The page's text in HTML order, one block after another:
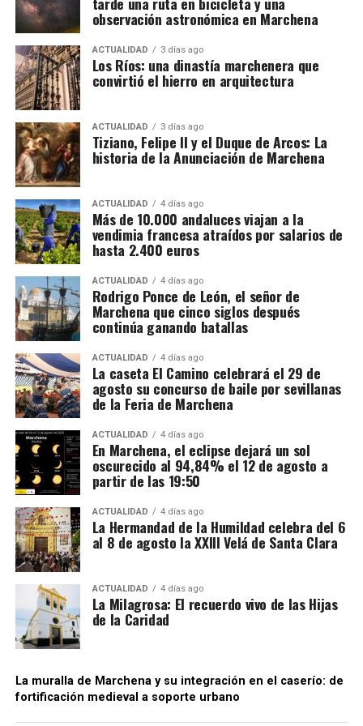
del mismo nombre en 1650 por orden del virrey de
Napoles.
Mientras unos sectores eran demolidos por
considerarse obstáculos para el desarrollo urbano,
otros quedaban incorporados a las nuevas
construcciones.
Precisamente esa incorporación parece haber
contribuido a la conservación de algunos tramos.
Bellido considera que buena parte del recinto ha
sobrevivido porque quedó integrado en el
urbanismo posterior.
entramado estaría compuesto por más de treinta
sociedades, cada una con una función determinada,
además de una estructura empresarial paralela que
habría servido para canalizar fondos procedentes de
la actividad presuntamente delictiva.
La dimensión del trabajo policial y tributario queda
reflejada en otro dato: los investigadores analizaron
movimientos relacionados con 173 cuentas
bancarias. A partir de esa documentación detectaron
importantes volúmenes de alcohol procedentes de
depósitos fiscales de otros países de la Unión
Europea, principalmente Países Bajos y Portugal,
destinados posteriormente a depósitos fiscales
españoles.
El mecanismo investigado aprovechaba el régimen
fiscal aplicable a este tipo de mercancías. Las
bebidas eran introducidas mediante empresas que la
investigación denomina “introductoras” y circulaban
en determinadas fases bajo un régimen suspensivo
de IVA e impuestos especiales. Después se sucedían
transmisiones de la mercancía entre diferentes
sociedades instrumentales dentro de los depósitos
fiscales.
El supuesto fraude se produciría cuando intervenían
sociedades que no ingresaban las cuotas de IVA
correspondientes antes de que el producto llegase
finalmente a las empresas distribuidoras. Al reducir
artificialmente la carga fiscal, estas últimas podían
colocar las bebidas en el mercado a precios
notablemente inferiores a los de competidores que
sí cumplían con sus obligaciones tributarias. La
procedimiento generaba también una situación de
competencia desleal dentro del sector.
observación astronómica en Marchena
ACTUALIDAD 3 días ago
Los Ríos: una dinastía marchenera que
convirtió el hierro en arquitectura
ACTUALIDAD 3 días ago
Tiziano, Felipe II y el Duque de Arcos: La
historia de la Anunciación de Marchena
ACTUALIDAD 4 días ago
Más de 10.000 andaluces viajan a la
vendimia francesa atraídos por salarios de
hasta 2.400 euros
ACTUALIDAD 4 días ago
Rodrigo Ponce de León, el señor de
Marchena que cinco siglos después
continúa ganando batallas
ACTUALIDAD 4 días ago
La caseta El Camino celebrará el 29 de
agosto su concurso de baile por sevillanas
de la Feria de Marchena
ACTUALIDAD 4 días ago
En Marchena, el eclipse dejará un sol
oscurecido al 94,84% el 12 de agosto a
partir de las 19:50
ACTUALIDAD 4 días ago
La Hermandad de la Humildad celebra del 6
al 8 de agosto la XXIII Velá de Santa Clara
ACTUALIDAD 4 días ago
La Milagrosa: El recuerdo vivo de las Hijas
de la Caridad
La muralla de Marchena y su integración en el caserío: de
fortificación medieval a soporte urbano